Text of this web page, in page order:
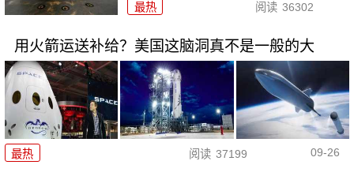
最热 阅读 36302
用火箭运送补给？美国这脑洞真不是一般的大
最热 阅读 37199 09-26